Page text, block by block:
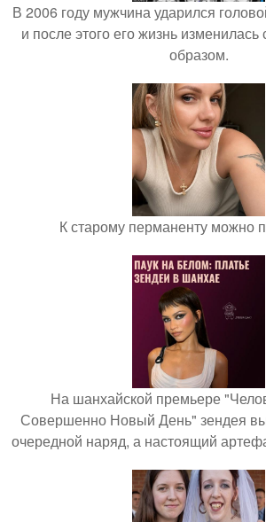
В 2006 году мужчина ударился
и после этого его жизнь
образом.
К старому перманенту можно
На шанхайской премьере
Совершенно Новый День" зендея
очередной наряд, а настоящий